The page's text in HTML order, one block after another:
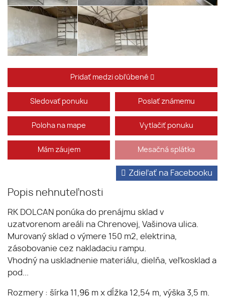
Pridať medzi obľúbené
Sledovať ponuku Poslať známemu
Poloha na mape Vytlačiť ponuku
Mám záujem Mesačná splátka
Popis nehnuteľnosti
Zdieľať na Facebooku
RK DOLCAN ponúka do prenájmu sklad v
uzatvorenom areáli na Chrenovej, Vašinova ulica.
Murovaný sklad o výmere 150 m2, elektrina,
zásobovanie cez nakladaciu rampu.
Vhodný na uskladnenie materiálu, dielňa, veľkosklad a
pod...
Rozmery : šírka 11,96 m x dĺžka 12,54 m, výška 3,5 m.